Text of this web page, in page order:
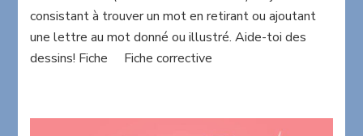
minder
consistant à trouver un mot en retirant ou ajoutant
une lettre au mot donné ou illustré. Aide-toi des
dessins! Fiche Fiche corrective